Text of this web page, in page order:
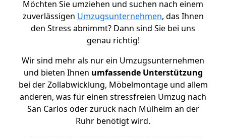
Möchten Sie umziehen und suchen nach einem
zuverlässigen Umzugsunternehmen, das Ihnen
den Stress abnimmt? Dann sind Sie bei uns
genau richtig!
Wir sind mehr als nur ein Umzugsunternehmen
und bieten Ihnen umfassende Unterstützung
bei der Zollabwicklung, Möbelmontage und allem
anderen, was für einen stressfreien Umzug nach
San Carlos oder zurück nach Mülheim an der
Ruhr benötigt wird.